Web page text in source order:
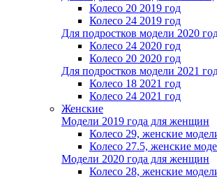
Колесо 20 2019 год
Колесо 24 2019 год
Для подростков модели 2020
Колесо 24 2020 год
Колесо 20 2020 год
Для подростков модели 2021
Колесо 18 2021 год
Колесо 24 2021 год
Женскиe
Модели 2019 года для женщин
Колесо 29, женские
Колесо 27.5, женские
Модели 2020 года для женщин
Колесо 28, женские